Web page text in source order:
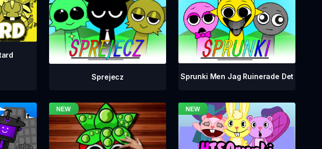
Sprejecz Sprunki Men Jag Ruinerade Det